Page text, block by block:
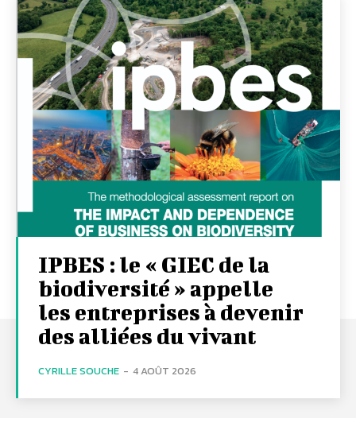
IPBES : le « GIEC de la
biodiversité » appelle
les entreprises à devenir
des alliées du vivant
CYRILLE SOUCHE - 4 AOÛT 2026